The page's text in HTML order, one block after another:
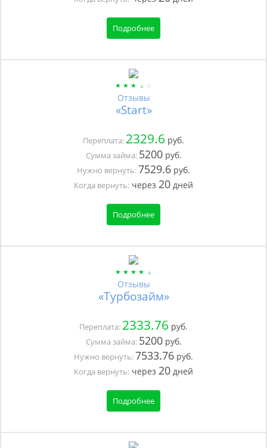
Подробнее
Отзывы
«Start»
Переплата: 2329.6 руб.
Сумма займа: 5200руб.
Нужно вернуть:7529.6 руб.
Когда вернуть: через 20 дней
Подробнее
Отзывы
«Турбозайм»
Переплата: 2333.76 руб.
Сумма займа: 5200руб.
Нужно вернуть:7533.76 руб.
Когда вернуть: через 20 дней
Подробнее